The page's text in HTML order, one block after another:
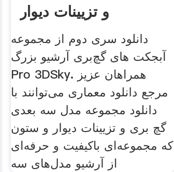
و تزیینات دیوار
دانلود سری دوم از مجموعه
آبجکت های گچ‌بری آرشیو بزرگ
Pro 3DSky. همراهان عزیز
مرجع دانلود معماری می‌توانند با
دانلود مجموعه مدل سه بعدی
گچ بری و تزیینات دیوار و ستون
که مجموعه‌ای باکیفیت و حرفه‌ای
از آرشیو مدل‌های سه